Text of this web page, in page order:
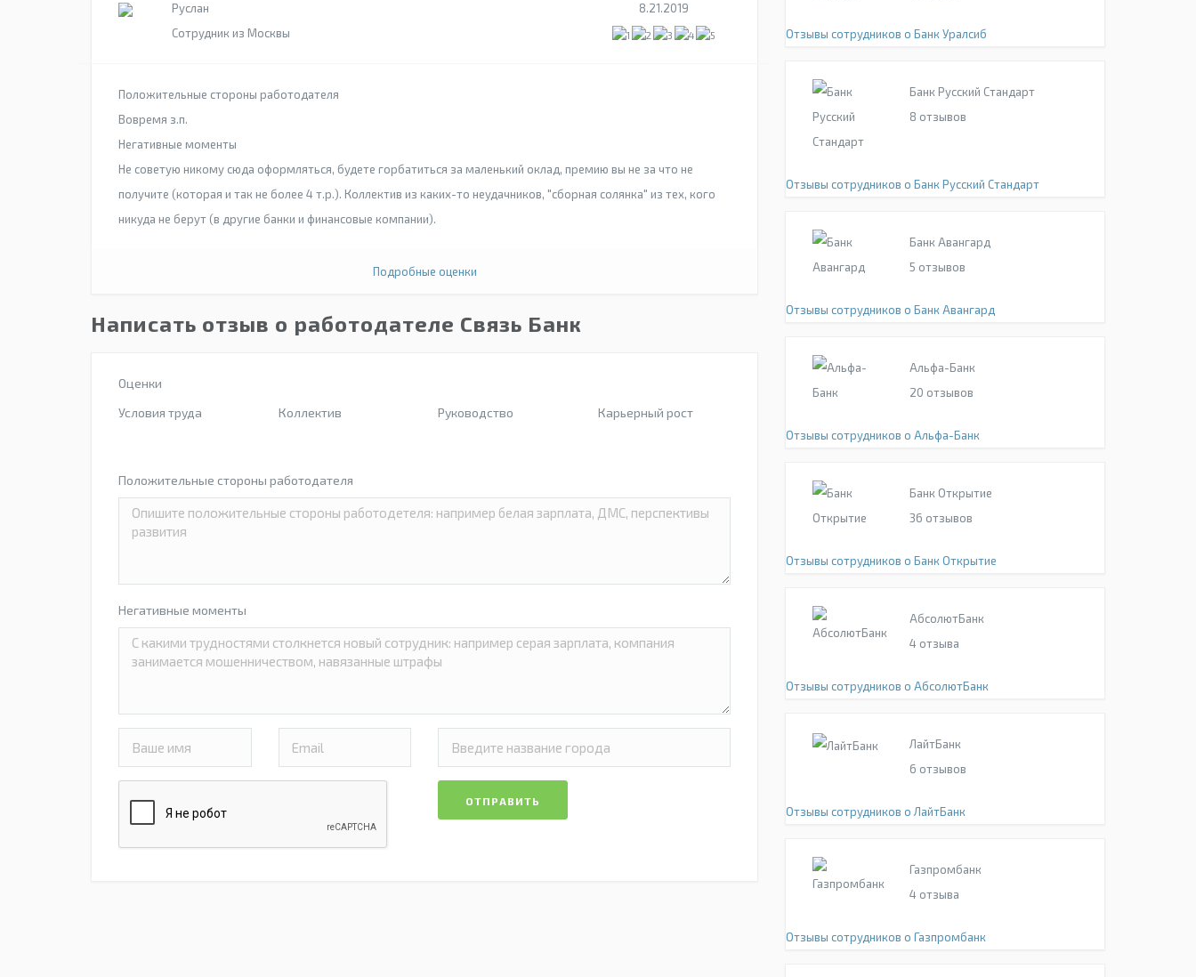
Руслан
Сотрудник из Москвы
8.21.2019
Положительные стороны работодателя
Вовремя з.п.
Негативные моменты
Не советую никому сюда оформляться, будете горбатиться за маленький оклад, премию вы не за что не
получите (которая и так не более 4 т.р.). Коллектив из каких-то неудачников, "сборная солянка" из тех, кого
никуда не берут (в другие банки и финансовые компании).
Подробные оценки
Написать отзыв о работодателе Связь Банк
Оценки
Условия труда
Коллектив Руководство Карьерный рост
Положительные стороны работодателя
Негативные моменты
ОТПРАВИТЬ
Отзывы сотрудников о Банк Уралсиб
Банк Русский Стандарт
8 отзывов
Отзывы сотрудников о Банк Русский Стандарт
Банк Авангард
5 отзывов
Отзывы сотрудников о Банк Авангард
Альфа-Банк
20 отзывов
Отзывы сотрудников о Альфа-Банк
Банк Открытие
36 отзывов
Отзывы сотрудников о Банк Открытие
АбсолютБанк
4 отзыва
Отзывы сотрудников о АбсолютБанк
ЛайтБанк
6 отзывов
Отзывы сотрудников о ЛайтБанк
Газпромбанк
4 отзыва
Отзывы сотрудников о Газпромбанк